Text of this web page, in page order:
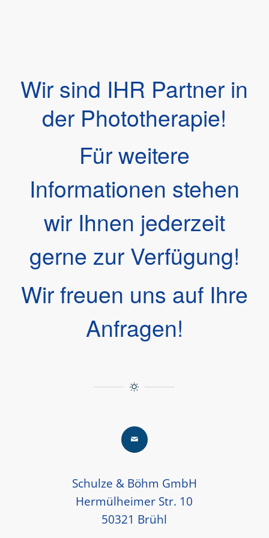
Wir sind IHR Partner in
der Phototherapie!
Für weitere
Informationen stehen
wir Ihnen jederzeit
gerne zur Verfügung!
Wir freuen uns auf Ihre
Anfragen!
Schulze & Böhm GmbH
Hermülheimer Str. 10
50321 Brühl